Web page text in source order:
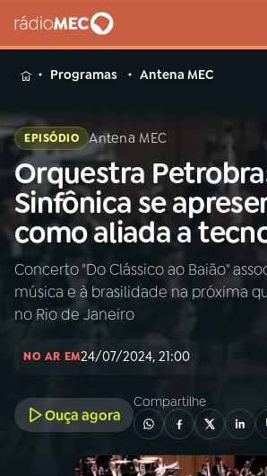
MENU
Buscar
na
Rádio
MEC
Buscar
Início
Programas Antena MEC
EPISÓDIO Antena MEC
Orquestra
Sinfônica se
como aliada a
Concerto "Do Clássico ao Baião"
música e à brasilidade na próxima
no Rio de Janeiro
NO AR EM24/07/2024, 21:00
Ouça agora
Compartilhe